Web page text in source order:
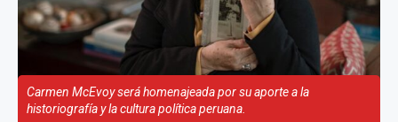
Carmen McEvoy será homenajeada por su aporte a la
historiografía y la cultura política peruana.